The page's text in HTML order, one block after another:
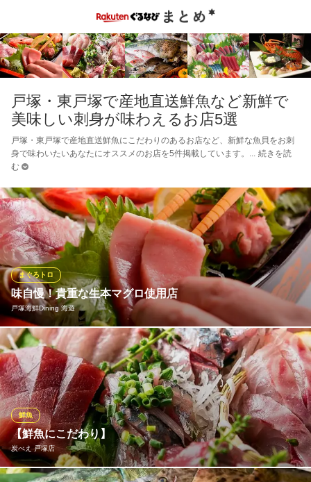
戸塚・東戸塚で産地直送鮮魚など新鮮で
美味しい刺身が味わえるお店5選
戸塚・東戸塚で産地直送鮮魚にこだわりのあるお店など、新鮮な魚貝をお刺
身で味わいたいあなたにオススメのお店を5件掲載しています。
続きを読
む
味自慢！貴重な生本マグロ使用店
戸塚海鮮Dining 海遊
まぐろトロ
姉妹店 ぷく福゜同様 生本マグロにはこだわります。 お刺身で
食らうならやはり本マグロ！当店はその本マグロを冷凍物でな
く、生で提供するマグロの美味しいお店♪更に･･･なんと低価格で
提供しています。
戸塚海鮮Dining 海遊
戸塚海鮮バル
ＪＲ戸塚駅 徒歩8分
神奈川県横浜市戸塚区戸塚町145-6
【鮮魚にこだわり】
炭べえ 戸塚店
鮮魚